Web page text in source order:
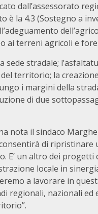
dall’assessorato
è la 4.3 (Sostegno a
ai terreni agricoli e
stradale;
territorio; la
i margini della
di due
nota il sindaco
di
E’ un altro dei
locale in
a lavorare in
regionali, nazionali ed